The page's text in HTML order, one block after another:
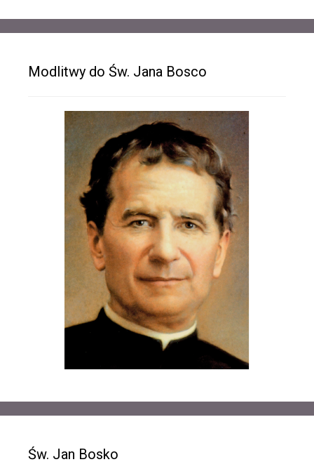
Modlitwy do Św. Jana Bosco
Św. Jan Bosko